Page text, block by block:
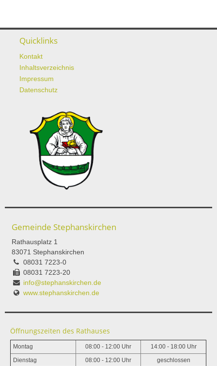
Quicklinks
Kontakt
Inhaltsverzeichnis
Impressum
Datenschutz
Gemeinde Stephanskirchen
Rathausplatz 1
83071 Stephanskirchen
08031 7223-0
08031 7223-20
info@stephanskirchen.de
www.stephanskirchen.de
Öffnungszeiten des Rathauses
Montag 08:00 - 12:00 Uhr 14:00 - 18:00 Uhr
Dienstag 08:00 - 12:00 Uhr geschlossen